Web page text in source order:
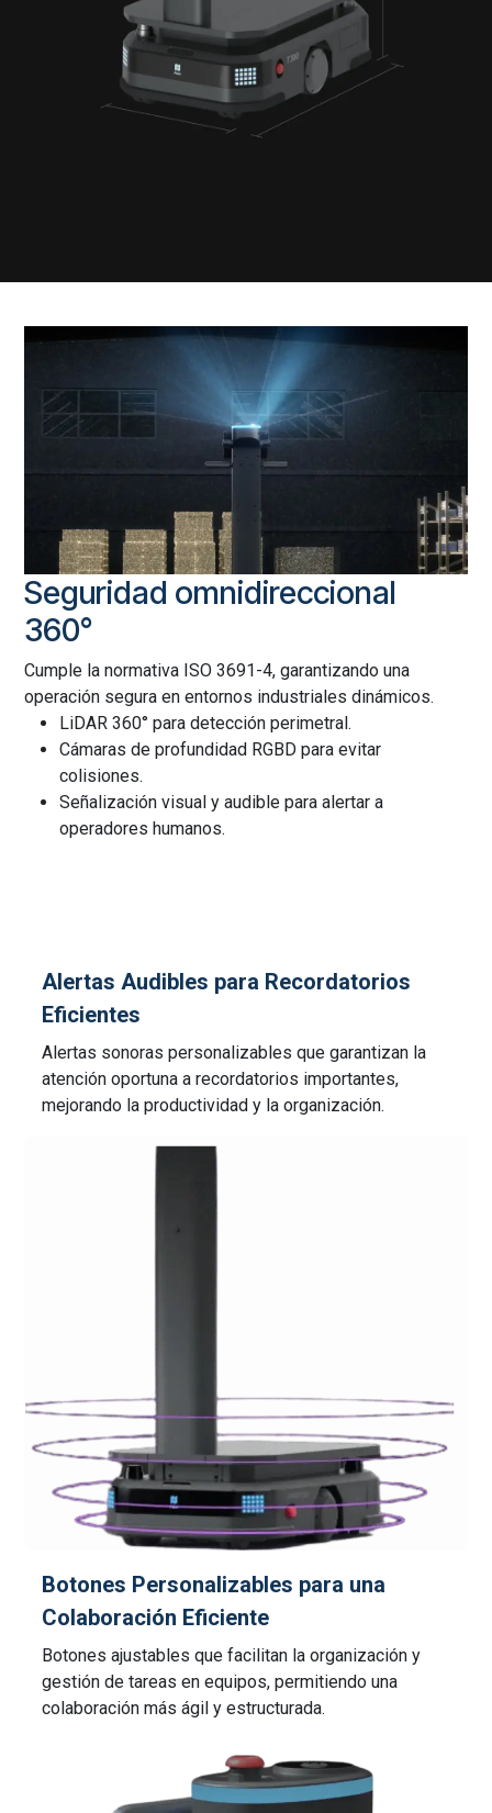
Seguridad omnidireccional
360°
Cumple la normativa ISO 3691-4, garantizando una
operación segura en entornos industriales dinámicos.
LiDAR 360° para detección perimetral.
Cámaras de profundidad RGBD para evitar
colisiones.
Señalización visual y audible para alertar a
operadores humanos.
Alertas Audibles para Recordatorios
Eficientes
Alertas sonoras personalizables que garantizan la
atención oportuna a recordatorios importantes,
mejorando la productividad y la organización.
Botones Personalizables para una
Colaboración Eficiente
Botones ajustables que facilitan la organización y
gestión de tareas en equipos, permitiendo una
colaboración más ágil y estructurada.